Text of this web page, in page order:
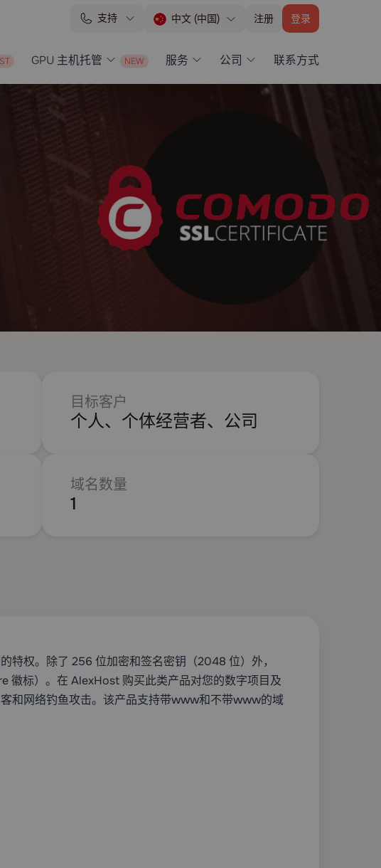
支持 中文 (中国) 注册 登录
GPU 主机托管 服务 公司 联系方式
目标客户
个人、个体经营者、公司
域名数量
1
特权。除了 256 位加密和签名密钥（2048 位）外，
徽标）。在 AlexHost 购买此类产品对您的数字项目及
和网络钓鱼攻击。该产品支持带www和不带www的域